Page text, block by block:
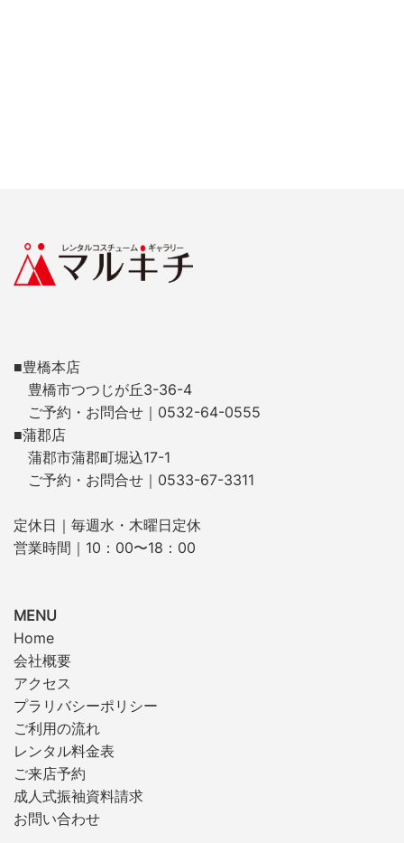
■豊橋本店
豊橋市つつじが丘3-36-4
ご予約・お問合せ｜0532-64-0555
■蒲郡店
蒲郡市蒲郡町堀込17-1
ご予約・お問合せ｜0533-67-3311
定休日｜毎週水・木曜日定休
営業時間｜10：00〜18：00
MENU
Home
会社概要
アクセス
プラリバシーポリシー
ご利用の流れ
レンタル料金表
ご来店予約
成人式振袖資料請求
お問い合わせ